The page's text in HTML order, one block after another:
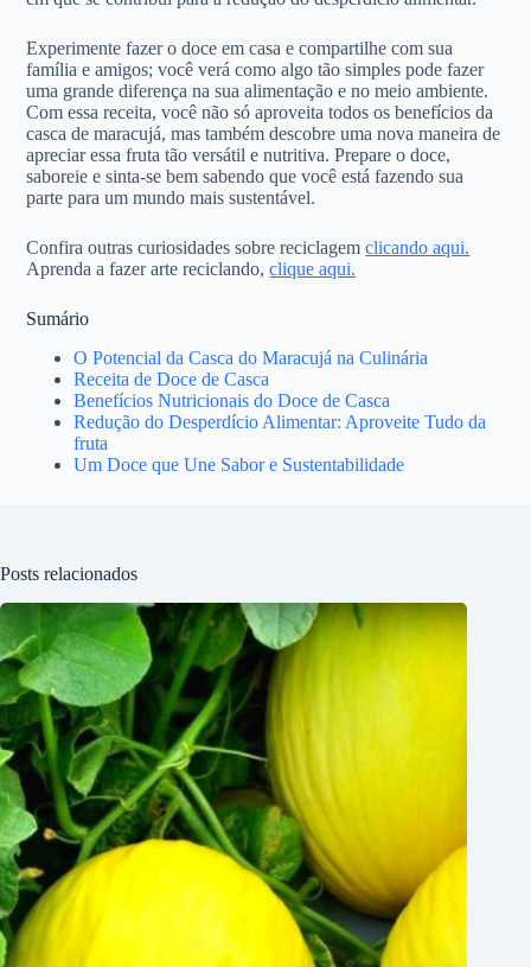
Experimente fazer o doce em casa e compartilhe com sua
família e amigos; você verá como algo tão simples pode fazer
uma grande diferença na sua alimentação e no meio ambiente.
Com essa receita, você não só aproveita todos os benefícios da
casca de maracujá, mas também descobre uma nova maneira de
apreciar essa fruta tão versátil e nutritiva. Prepare o doce,
saboreie e sinta-se bem sabendo que você está fazendo sua
parte para um mundo mais sustentável.
Confira outras curiosidades sobre reciclagemclicando aqui.
Aprenda a fazer arte reciclando,clique aqui.
Sumário
O Potencial da Casca do Maracujá na Culinária
Receita de Doce de Casca
Benefícios Nutricionais do Doce de Casca
Redução do Desperdício Alimentar: Aproveite Tudo da
fruta
Um Doce que Une Sabor e Sustentabilidade
Posts relacionados